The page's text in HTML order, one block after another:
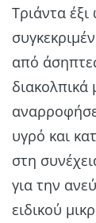
Τριάντα
από
διακολπικά
υγρό και
στη
για την
ειδικού